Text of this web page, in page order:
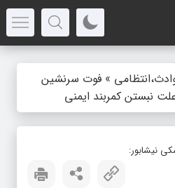
» فوت سرنشین
نبستن کمربند ایمنی
نیشابور: